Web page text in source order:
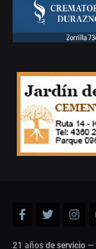
21 años de servicio —